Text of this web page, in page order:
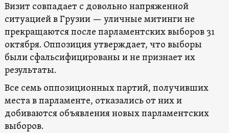
Визит совпадает с довольно напряженной
ситуацией в Грузии — уличные митинги не
прекращаются после парламентских выборов 31
октября. Оппозиция утверждает, что выборы
были сфальсифицированы и не признает их
результаты.
Все семь оппозиционных партий, получивших
места в парламенте, отказались от них и
добиваются объявления новых парламентских
выборов.